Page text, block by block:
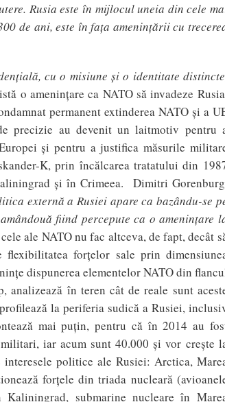
Rusia este în mijlocul uneia din cele
de ani, este în faţa ameninţării cu
ţială, cu o misiune şi o identitate
o ameninţare ca NATO să invadeze
permanent extinderea NATO şi a
precizie au devenit un laitmotiv pentru
şi pentru a justifica măsurile
K, prin încălcarea tratatului din
şi în Crimeea. Dimitri
externă a Rusiei apare ca bazându-se
fiind percepute ca o ameninţare
ale NATO nu fac altceva, de fapt, decât
forţelor sale prin
dispunerea elementelor NATO din
în teren cât de reale sunt
la periferia sudică a Rusiei,
mai puţin, pentru că în 2014 au
iar acum sunt 40.000 şi vor creşte
interesele politice ale Rusiei: Arctica,
forţele din triada nucleară
submarine nucleare în